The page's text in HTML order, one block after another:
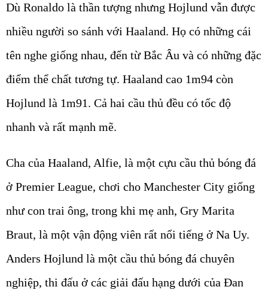
Dù Ronaldo là thần tượng nhưng Hojlund vẫn được
nhiều người so sánh với Haaland. Họ có những cái
tên nghe giống nhau, đến từ Bắc Âu và có những đặc
điểm thể chất tương tự. Haaland cao 1m94 còn
Hojlund là 1m91. Cả hai cầu thủ đều có tốc độ
nhanh và rất mạnh mẽ.
Cha của Haaland, Alfie, là một cựu cầu thủ bóng đá
ở Premier League, chơi cho Manchester City giống
như con trai ông, trong khi mẹ anh, Gry Marita
Braut, là một vận động viên rất nổi tiếng ở Na Uy.
Anders Hojlund là một cầu thủ bóng đá chuyên
nghiệp, thi đấu ở các giải đấu hạng dưới của Đan